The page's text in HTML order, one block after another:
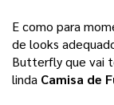
E como para
de looks
Butterfly que vai
linda Camisa de